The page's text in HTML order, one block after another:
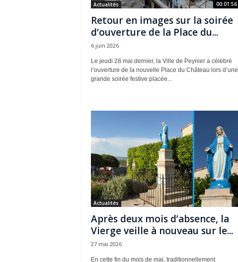
00:01:56
Actualités
Retour en images sur la soirée
d’ouverture de la Place du...
6 juin 2026
Le jeudi 28 mai dernier, la Ville de Peynier a célébré
l’ouverture de la nouvelle Place du Château lors d’une
grande soirée festive placée...
Actualités
Après deux mois d’absence, la
Vierge veille à nouveau sur le...
27 mai 2026
En cette fin du mois de mai, traditionnellement